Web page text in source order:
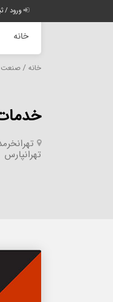
ورود /
خانه
خانه / صنعت
تهران
تهرانپارس